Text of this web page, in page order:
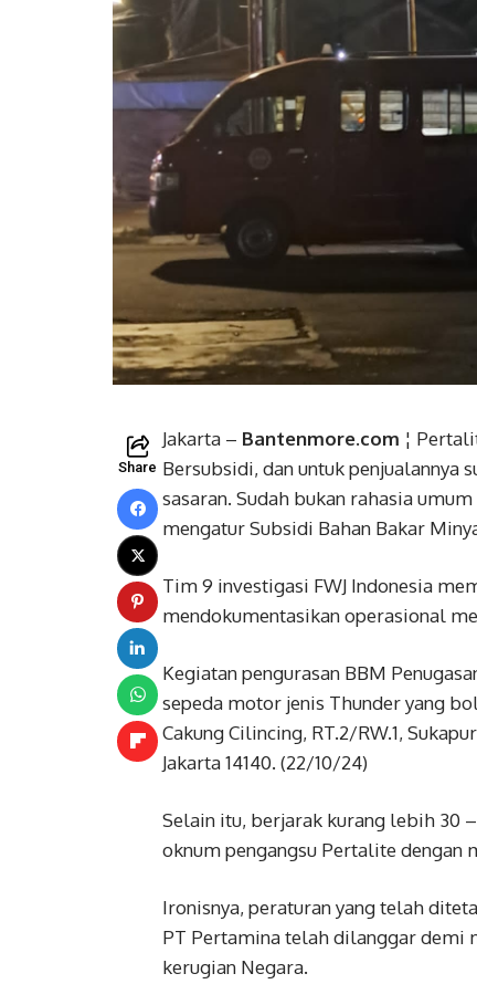
Share
Jakarta – Bantenmore.com ¦
Bersubsidi, dan untuk penjualannya
sasaran. Sudah bukan rahasia
mengatur Subsidi Bahan Bakar
Tim 9 investigasi FWJ Indonesia
mendokumentasikan operasional
Kegiatan pengurasan BBM
sepeda motor jenis Thunder yang
Cakung Cilincing, RT.2/RW.1,
Jakarta 14140. (22/10/24)
Selain itu, berjarak kurang lebih 30
oknum pengangsu Pertalite dengan
Ironisnya, peraturan yang telah
PT Pertamina telah dilanggar demi
kerugian Negara.